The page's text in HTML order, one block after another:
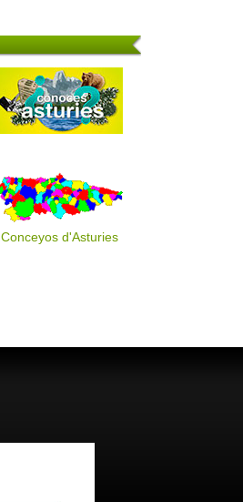
Conceyos d'Asturies